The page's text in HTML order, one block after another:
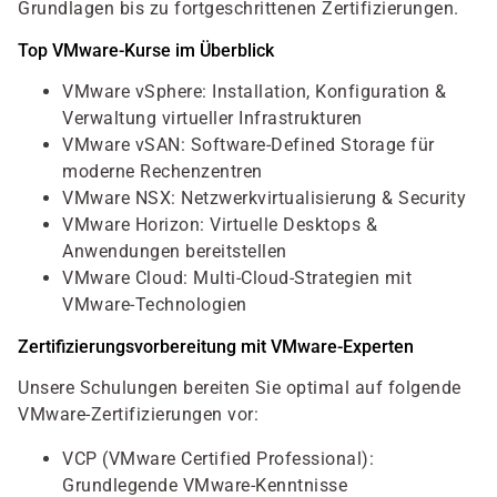
Grundlagen bis zu fortgeschrittenen Zertifizierungen.
Top VMware-Kurse im Überblick
VMware vSphere: Installation, Konfiguration &
Verwaltung virtueller Infrastrukturen
VMware vSAN: Software-Defined Storage für
moderne Rechenzentren
VMware NSX: Netzwerkvirtualisierung & Security
VMware Horizon: Virtuelle Desktops &
Anwendungen bereitstellen
VMware Cloud: Multi-Cloud-Strategien mit
VMware-Technologien
Zertifizierungsvorbereitung mit VMware-Experten
Unsere Schulungen bereiten Sie optimal auf folgende
VMware-Zertifizierungen vor:
VCP (VMware Certified Professional):
Grundlegende VMware-Kenntnisse